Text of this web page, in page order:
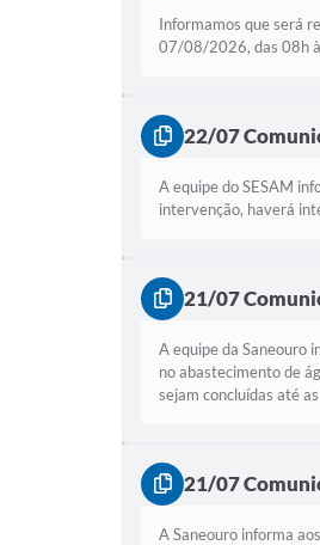
Informamos que será
07/08/2026, das 08h
22/07
A equipe do SESAM
intervenção, haverá
21/07
A equipe da Saneouro
no abastecimento de
sejam concluídas até
21/07
A Saneouro informa